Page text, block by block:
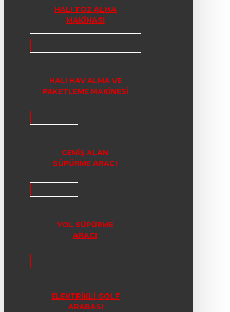
HALI TOZ ALMA
MAKINASI
HALI HAV ALMA VE
PAKETLEME MAKINESI
GENIŞ ALAN
SÜPÜRME ARACI
YOL SÜPÜRME
ARACI
ELEKTRIKLI GOLF
ARABASI